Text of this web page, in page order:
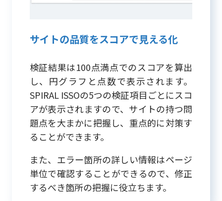
サイトの品質をスコアで見える化
検証結果は100点満点でのスコアを算出
し、円グラフと点数で表示されます。
SPIRAL ISSOの5つの検証項目ごとにスコ
アが表示されますので、サイトの持つ問
題点を大まかに把握し、重点的に対策す
ることができます。
また、エラー箇所の詳しい情報はページ
単位で確認することができるので、修正
するべき箇所の把握に役立ちます。